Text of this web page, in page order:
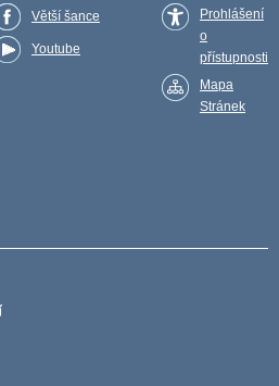
Větší šance
Youtube
Prohlášení
o
přístupnosti
Mapa
Stránek